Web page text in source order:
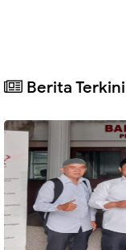
Berita Terkini